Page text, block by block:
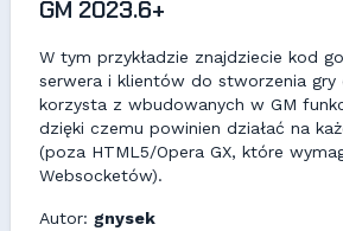
GM 2023.6+
W tym przykładzie znajdziecie kod
serwera i klientów do stworzenia gry
korzysta z wbudowanych w GM
dzięki czemu powinien działać na
(poza HTML5/Opera GX, które
Websocketów).
Autor: gnysek